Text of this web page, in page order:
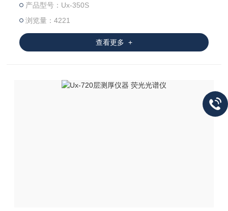
石成分分析，铜合金、不锈钢牌号识别。可*客户环保管控要
求和材料识别。精心设计的开放式工作曲线功能，特别适用
于多多材料的工厂制程控制。
产品型号：Ux-350S
浏览量：4221
查看更多 +